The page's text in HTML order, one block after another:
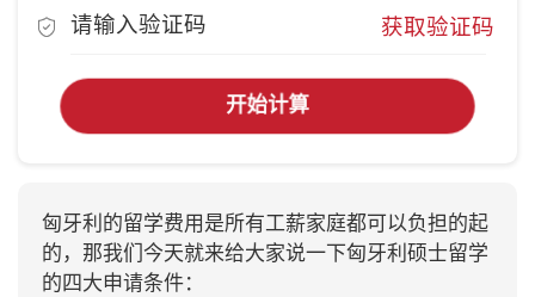
获取验证码
开始计算
匈牙利的留学费用是所有工薪家庭都可以负担的起
的，那我们今天就来给大家说一下匈牙利硕士留学
的四大申请条件：